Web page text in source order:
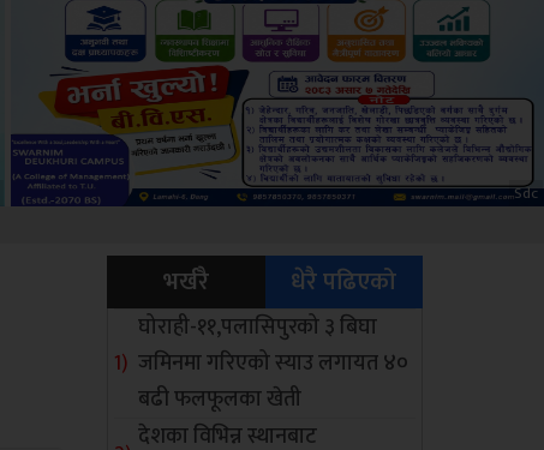
Amb
भर्खरै धेरै पढिएको
घोराही-११,पलासिपुरको ३ बिघा
जमिनमा गरिएको स्याउ लगायत ४०
बढी फलफूलका खेती
देशका विभिन्न स्थानबाट